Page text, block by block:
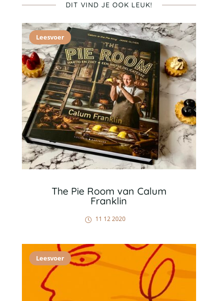
DIT VIND JE OOK LEUK!
Leesvoer
The Pie Room van Calum
Franklin
11 12 2020
Leesvoer